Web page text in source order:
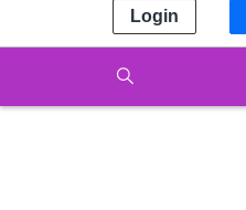
Login